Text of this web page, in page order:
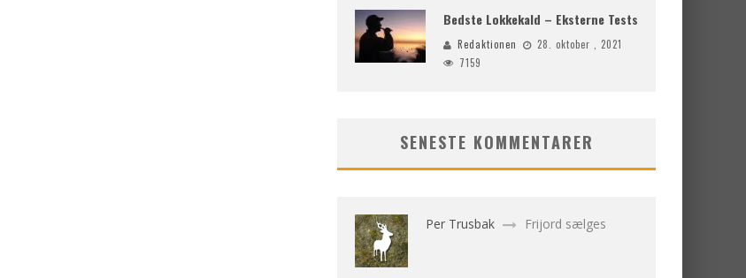
Bedste Lokkekald – Eksterne Tests
Redaktionen
28. oktober , 2021
7159
SENESTE KOMMENTARER
Per Trusbak Frijord sælges